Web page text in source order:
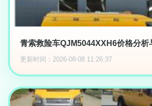
青索救险车QJM5044XXH6价格分析
更新时间：2026-08-08 11:26:37